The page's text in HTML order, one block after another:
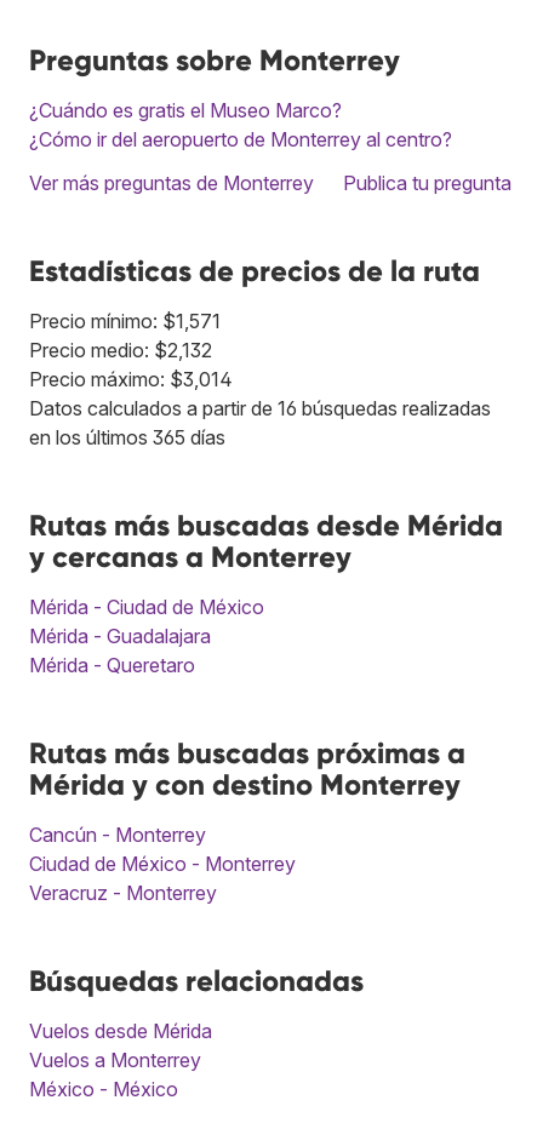
Preguntas sobre Monterrey
¿Cuándo es gratis el Museo Marco?
¿Cómo ir del aeropuerto de Monterrey al centro?
Ver más preguntas de Monterrey
Publica tu pregunta
Estadísticas de precios de la ruta
Precio mínimo: $1,571
Precio medio: $2,132
Precio máximo: $3,014
Datos calculados a partir de 16 búsquedas realizadas
en los últimos 365 días
Rutas más buscadas desde Mérida
y cercanas a Monterrey
Mérida - Ciudad de México
Mérida - Guadalajara
Mérida - Queretaro
Rutas más buscadas próximas a
Mérida y con destino Monterrey
Cancún - Monterrey
Ciudad de México - Monterrey
Veracruz - Monterrey
Búsquedas relacionadas
Vuelos desde Mérida
Vuelos a Monterrey
México - México